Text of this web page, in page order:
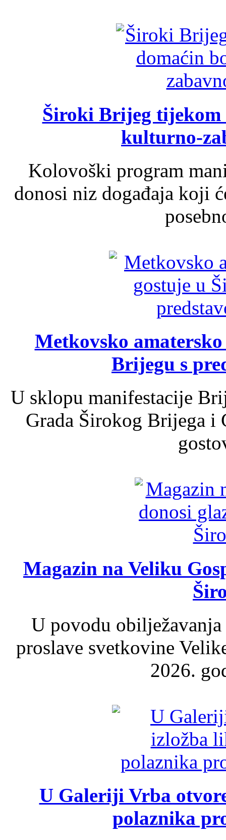
Široki Brijeg tijekom
kulturno-
Kolovoški program
donosi niz događaja koji
Metkovsko
Brijegu s
U sklopu manifestacije
Grada Širokog Brijega
Magazin na Veliku
U povodu
proslave svetkovine
2026.
U Galeriji Vrba
polaznika